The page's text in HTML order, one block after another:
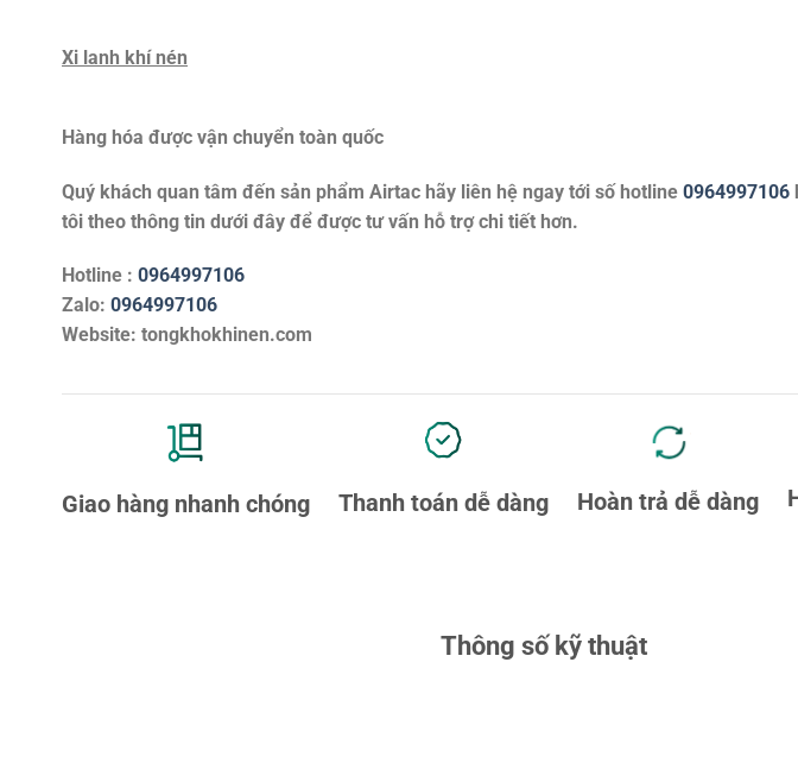
Xi lanh khí nén
Hàng hóa được vận chuyển toàn quốc
Quý khách quan tâm đến sản phẩm Airtac hãy liên hệ ngay tới số hotline 0964997106
tôi theo thông tin dưới đây để được tư vấn hỗ trợ chi tiết hơn.
Hotline : 0964997106
Zalo: 0964997106
Website: tongkhokhinen.com
Giao hàng nhanh chóng Thanh toán dễ dàng Hoàn trả dễ dàng
Thông số kỹ thuật